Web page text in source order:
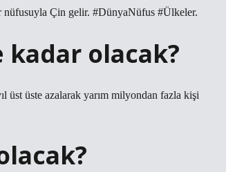
nüfusuyla Çin gelir. #DünyaNüfus #Ülkeler.
kadar olacak?
üst üste azalarak yarım milyondan fazla kişi